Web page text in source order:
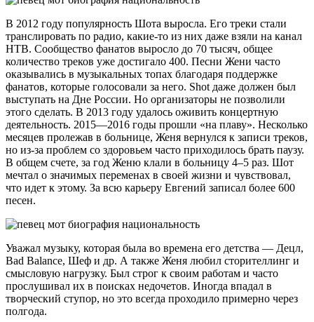
В 2012 году популярность Шота выросла. Его треки стали
транслировать по радио, какие-то из них даже взяли на канал
НТВ. Сообщество фанатов выросло до 70 тысяч, общее
количество треков уже достигало 400. Песни Жени часто
оказывались в музыкальных топах благодаря поддержке
фанатов, которые голосовали за него. Shot даже должен был
выступать на Дне России. Но организаторы не позволили
этого сделать. В 2013 году удалось оживить концертную
деятельность. 2015—2016 годы прошли «на плаву». Несколько
месяцев пролежав в больнице, Женя вернулся к записи треков,
но из-за проблем со здоровьем часто приходилось брать паузу.
В общем счете, за год Женю клали в больницу 4–5 раз. Шот
мечтал о значимых переменах в своей жизни и чувствовал,
что идет к этому. За всю карьеру Евгений записал более 600
песен.
Уважал музыку, которая была во времена его детства — Децл,
Bad Balance, Шеф и др. А также Женя любил сторителлинг и
смысловую нагрузку. Был строг к своим работам и часто
прослушивал их в поисках недочетов. Иногда впадал в
творческий ступор, но это всегда проходило примерно через
полгода.